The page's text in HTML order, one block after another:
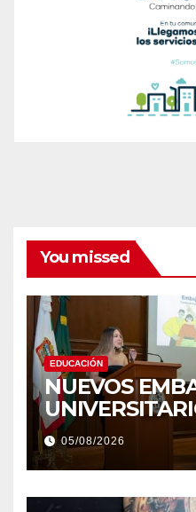
You missed
EDUCACIÓN
NUEVOS
05/08/2026